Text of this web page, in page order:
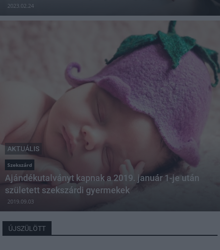
2023.02.24
AKTUÁLIS
Szekszárd
Ajándékutalványt kapnak a 2019. január 1-je után
született szekszárdi gyermekek
2019.09.03
ÚJSZÜLÖTT